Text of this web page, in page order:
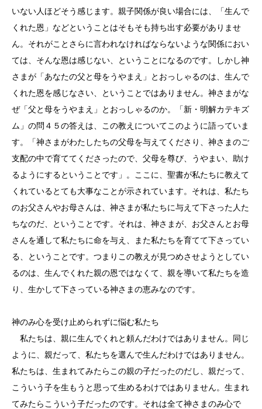
いない人ほどそう感じます。親子関係が良い場合には、「生んで
くれた恩」などということはそもそも持ち出す必要がありませ
ん。それがことさらに言われなければならないような関係におい
ては、そんな恩は感じない、ということになるのです。しかし神
さまが「あなたの父と母をうやまえ」とおっしゃるのは、生んで
くれた恩を感じなさい、ということではありません。神さまがな
ぜ「父と母をうやまえ」とおっしゃるのか。「新・明解カテキズ
ム」の問４５の答えは、この教えについてこのように語っていま
す。「神さまがわたしたちの父母を与えてくださり、神さまのご
支配の中で育ててくださったので、父母を尊び、うやまい、助け
るようにするということです」。ここに、聖書が私たちに教えて
くれているとても大事なことが示されています。それは、私たち
のお父さんやお母さんは、神さまが私たちに与えて下さった人た
ちなのだ、ということです。それは、神さまが、お父さんとお母
さんを通して私たちに命を与え、また私たちを育てて下さってい
る、ということです。つまりこの教えが見つめさせようとしてい
るのは、生んでくれた親の恩ではなくて、親を導いて私たちを造
り、生かして下さっている神さまの恵みなのです。
神のみ心を受け止められずに悩む私たち
私たちは、親に生んでくれと頼んだわけではありません。同じ
ように、親だって、私たちを選んで生んだわけではありません。
私たちは、生まれてみたらこの親の子だったのだし、親だって、
こういう子を生もうと思って生めるわけではありません。生まれ
てみたらこういう子だったのです。それは全て神さまのみ心で